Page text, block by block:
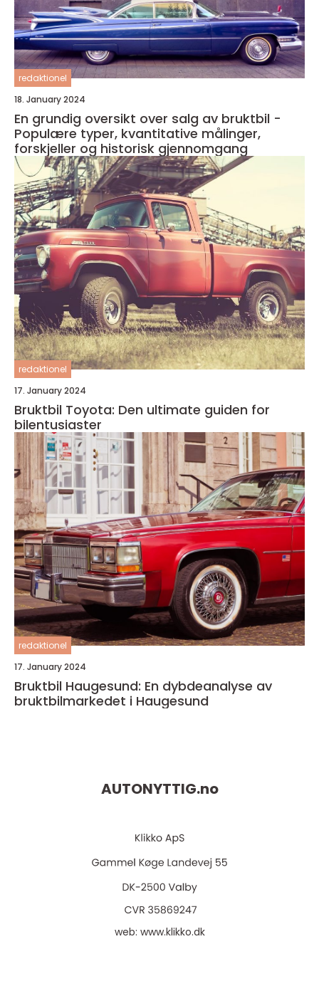
redaktionel
18. January 2024
En grundig oversikt over salg av bruktbil -
Populære typer, kvantitative målinger,
forskjeller og historisk gjennomgang
redaktionel
17. January 2024
Bruktbil Toyota: Den ultimate guiden for
bilentusiaster
redaktionel
17. January 2024
Bruktbil Haugesund: En dybdeanalyse av
bruktbilmarkedet i Haugesund
AUTONYTTIG.no
web: www.klikko.dk